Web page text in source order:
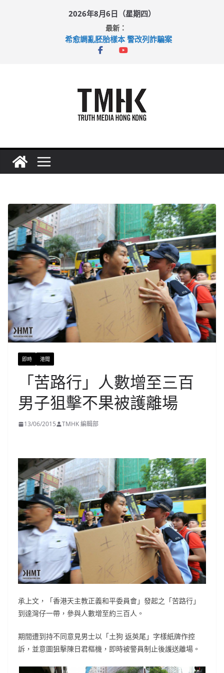
2026年8月6日（星期四）
最新：
希愈調亂胚胎樣本 警改列詐騙案
足球盛會次場激戰 祖雲達斯挫車路士
即時 港聞
「苦路行」人數增至三百
男子狙擊不果被護離場
13/06/2015 TMHK 編輯部
承上文，「香港天主教正義和平委員會」發起之「苦路行」
到達灣仔一帶，參與人數增至約三百人。
期間遭到持不同意見男士以「土狗 返英尾」字樣紙牌作控
訴，並意圖狙擊陳日君樞機，即時被警員制止後護送離場。